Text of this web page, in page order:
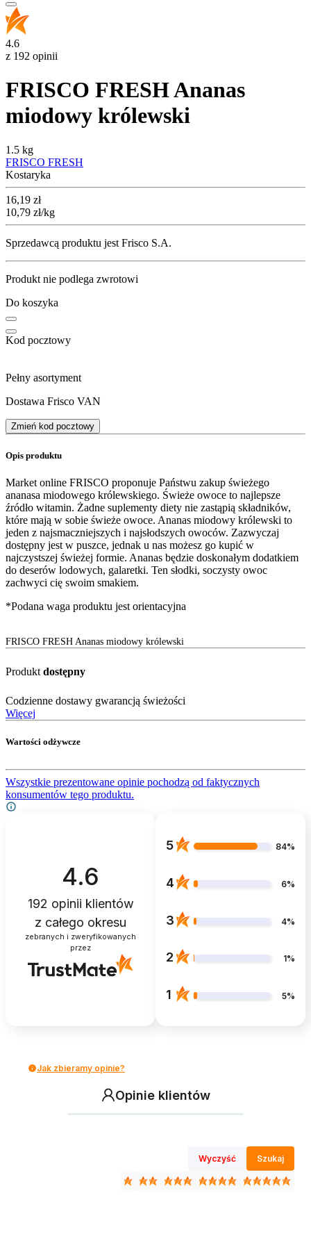
4.6
z 192 opinii
FRISCO FRESH Ananas
miodowy królewski
1.5 kg
FRISCO FRESH
Kostaryka
Cena
16,19 zł
10,79 zł/kg
Sprzedawcą produktu jest Frisco S.A.
Produkt nie podlega zwrotowi
Do koszyka
Kod pocztowy
Pełny asortyment
Dostawa Frisco VAN
Zmień kod pocztowy
Opis produktu
Market online FRISCO proponuje Państwu zakup świeżego
ananasa miodowego królewskiego. Świeże owoce to najlepsze
źródło witamin. Żadne suplementy diety nie zastąpią składników,
które mają w sobie świeże owoce. Ananas miodowy królewski to
jeden z najsmaczniejszych i najsłodszych owoców. Zazwyczaj
dostępny jest w puszce, jednak u nas możesz go kupić w
najczystszej świeżej formie. Ananas będzie doskonałym dodatkiem
do deserów lodowych, galaretki. Ten słodki, soczysty owoc
zachwyci cię swoim smakiem.
*Podana waga produktu jest orientacyjna
FRISCO FRESH Ananas miodowy królewski
Produkt dostępny
Codzienne dostawy gwarancją świeżości
Więcej
Wartości odżywcze
Wszystkie prezentowane opinie pochodzą od faktycznych
konsumentów tego produktu.
4.6
192 opinii klientów
z całego okresu
zebranych i zweryfikowanych
przez
5 84%
4 6%
3 4%
2 1%
1 5%
Jak zbieramy opinie?
Opinie klientów
Wyczyść Szukaj